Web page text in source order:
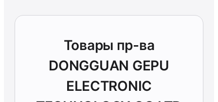
Товары пр-ва
DONGGUAN GEPU
ELECTRONIC